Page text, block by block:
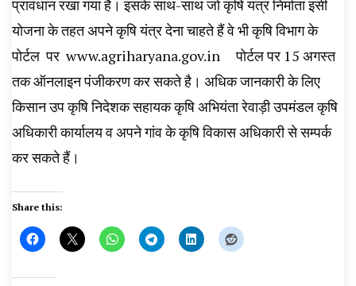
प्रावधान रखा गया है। इसके साथ-साथ जो कृषि यंत्र निर्माता इसी
योजना के तहत अपने कृषि यंत्र देना चाहते हैं वे भी कृषि विभाग के
पोर्टल पर www.agriharyana.gov.in पोर्टल पर 15 अगस्त
तक ऑनलाइन पंजीकरण कर सकते है। अधिक जानकारी के लिए
किसान उप कृषि निदेशक सहायक कृषि अभियंता रेवाड़ी उपमंडल कृषि
अधिकारी कार्यालय व अपने गांव के कृषि विकास अधिकारी से सम्पर्क
कर सकते हैं।
Share this: